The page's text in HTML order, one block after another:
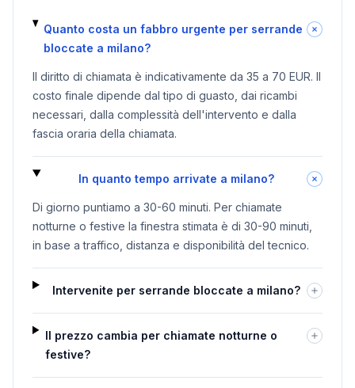
Quanto costa un fabbro urgente per serrande
bloccate a milano?
Il diritto di chiamata è indicativamente da 35 a 70 EUR. Il
costo finale dipende dal tipo di guasto, dai ricambi
necessari, dalla complessità dell'intervento e dalla
fascia oraria della chiamata.
In quanto tempo arrivate a milano?
Di giorno puntiamo a 30-60 minuti. Per chiamate
notturne o festive la finestra stimata è di 30-90 minuti,
in base a traffico, distanza e disponibilità del tecnico.
Intervenite per serrande bloccate a milano?
Il prezzo cambia per chiamate notturne o
festive?